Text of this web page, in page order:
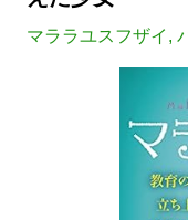
マララユスフザイ ,